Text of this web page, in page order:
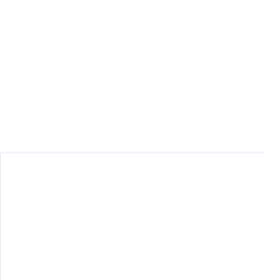
Veškeré fotografie, grafické
právem. Jejich použití bez